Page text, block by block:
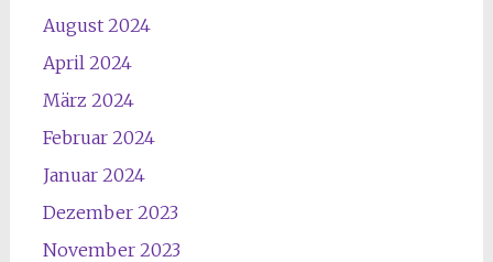
August 2024
April 2024
März 2024
Februar 2024
Januar 2024
Dezember 2023
November 2023